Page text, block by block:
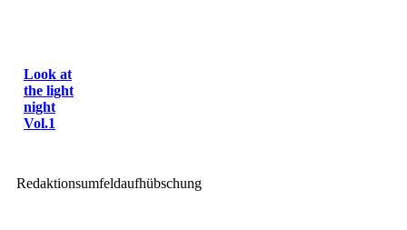
Look at
the light
night
Vol.1
Redaktionsumfeldaufhübschung